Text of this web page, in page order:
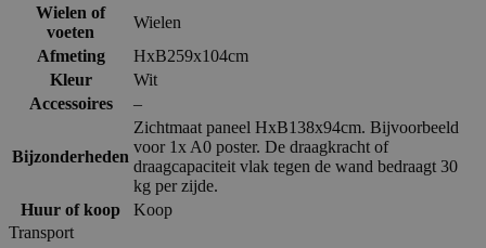
Wielen of
voeten
Wielen
Afmeting
HxB259x104cm
Kleur
Wit
Accessoires
–
Bijzonderheden
Zichtmaat paneel HxB138x94cm. Bijvoorbeeld
voor 1x A0 poster. De draagkracht of
draagcapaciteit vlak tegen de wand bedraagt 30
kg per zijde.
Huur of koop
Koop
Transport